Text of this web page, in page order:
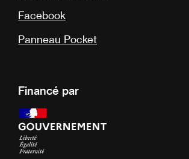
Facebook
Panneau Pocket
Financé par